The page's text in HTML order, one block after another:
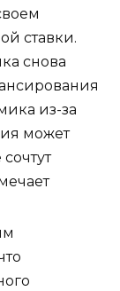
ставки.
снова
из-за
может